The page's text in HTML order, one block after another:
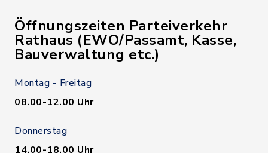
Öffnungszeiten Parteiverkehr
Rathaus (EWO/Passamt, Kasse,
Bauverwaltung etc.)
Montag - Freitag
08.00-12.00 Uhr
Donnerstag
14.00-18.00 Uhr